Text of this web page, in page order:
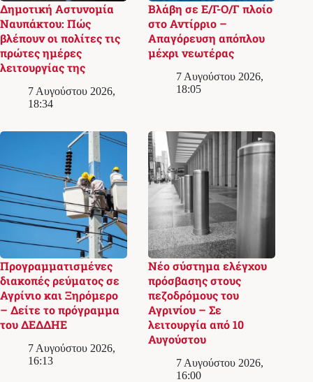
Δημοτική Αστυνομία
Ναυπάκτου: Πώς
βλέπουν οι πολίτες τις
πρώτες ημέρες
λειτουργίας της
7 Αυγούστου 2026,
18:34
Βλάβη σε Ε/Γ-Ο/Γ πλοίο
στο Αντίρριο –
Απαγόρευση απόπλου
μέχρι νεωτέρας
7 Αυγούστου 2026,
18:05
Προγραμματισμένες
διακοπές ρεύματος σε
Αγρίνιο και Ξηρόμερο
– Δείτε το πρόγραμμα
του ΔΕΔΔΗΕ
7 Αυγούστου 2026,
16:13
Νέο σύστημα ελέγχου
πρόσβασης στους
πεζοδρόμους του
Αγρινίου – Σε
λειτουργία από 10
Αυγούστου
7 Αυγούστου 2026,
16:00